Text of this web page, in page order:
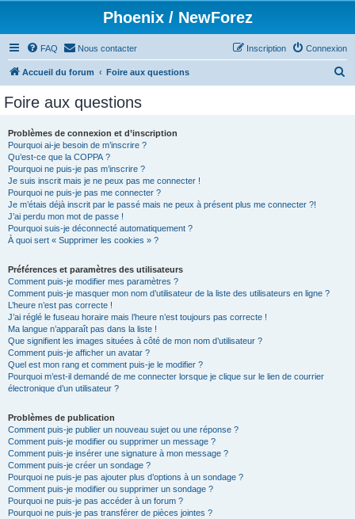
Phoenix / NewForez
FAQ Nous contacter Connexion
Inscription
Accueil du forum Foire aux questions
Foire aux questions
Problèmes de connexion et d’inscription
Pourquoi ai-je besoin de m’inscrire ?
Qu’est-ce que la COPPA ?
Pourquoi ne puis-je pas m’inscrire ?
Je suis inscrit mais je ne peux pas me connecter !
Pourquoi ne puis-je pas me connecter ?
Je m’étais déjà inscrit par le passé mais ne peux à présent plus me connecter ?!
J’ai perdu mon mot de passe !
Pourquoi suis-je déconnecté automatiquement ?
À quoi sert « Supprimer les cookies » ?
Préférences et paramètres des utilisateurs
Comment puis-je modifier mes paramètres ?
Comment puis-je masquer mon nom d’utilisateur de la liste des utilisateurs en ligne ?
L’heure n’est pas correcte !
J’ai réglé le fuseau horaire mais l’heure n’est toujours pas correcte !
Ma langue n’apparaît pas dans la liste !
Que signifient les images situées à côté de mon nom d’utilisateur ?
Comment puis-je afficher un avatar ?
Quel est mon rang et comment puis-je le modifier ?
Pourquoi m’est-il demandé de me connecter lorsque je clique sur le lien de courrier
électronique d’un utilisateur ?
Problèmes de publication
Comment puis-je publier un nouveau sujet ou une réponse ?
Comment puis-je modifier ou supprimer un message ?
Comment puis-je insérer une signature à mon message ?
Comment puis-je créer un sondage ?
Pourquoi ne puis-je pas ajouter plus d’options à un sondage ?
Comment puis-je modifier ou supprimer un sondage ?
Pourquoi ne puis-je pas accéder à un forum ?
Pourquoi ne puis-je pas transférer de pièces jointes ?